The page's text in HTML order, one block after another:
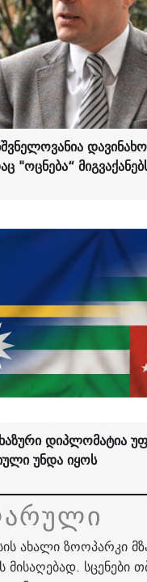
"ოცნება“
დიპლომატია
უნდა იყოს
ახალი ზოოპარკი
მისაღებად. სცენები